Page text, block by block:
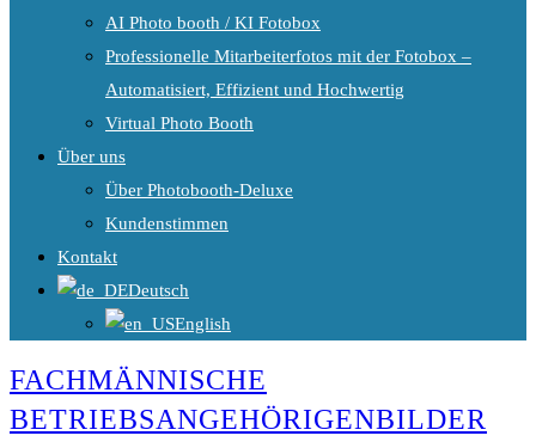
AI Photo booth / KI Fotobox
Professionelle Mitarbeiterfotos mit der Fotobox –
Automatisiert, Effizient und Hochwertig
Virtual Photo Booth
Über uns
Über Photobooth-Deluxe
Kundenstimmen
Kontakt
Deutsch
English
FACHMÄNNISCHE
BETRIEBSANGEHÖRIGENBILDER